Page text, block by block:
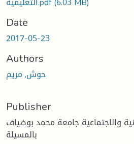
Date
2017-05-23
Authors
حوش, مريم
Publisher
والاجتماعية جامعة محمد بوضياف
بالمسيلة